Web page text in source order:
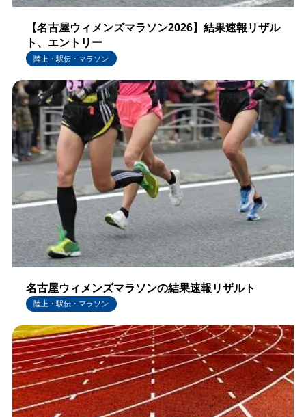
【名古屋ウィメンズマラソン2026】結果速報リザル
ト、エントリー
陸上・駅伝・マラソン
名古屋ウィメンズマラソンの結果速報リザルト
陸上・駅伝・マラソン